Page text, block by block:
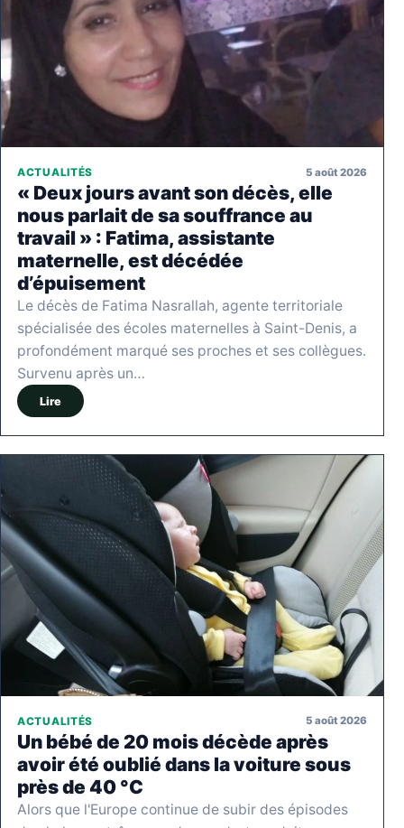
ACTUALITÉS 5 août 2026
« Deux jours avant son décès, elle
nous parlait de sa souffrance au
travail » : Fatima, assistante
maternelle, est décédée
d’épuisement
Le décès de Fatima Nasrallah, agente territoriale
spécialisée des écoles maternelles à Saint-Denis, a
profondément marqué ses proches et ses collègues.
Survenu après un…
Lire
ACTUALITÉS 5 août 2026
Un bébé de 20 mois décède après
avoir été oublié dans la voiture sous
près de 40 °C
Alors que l'Europe continue de subir des épisodes